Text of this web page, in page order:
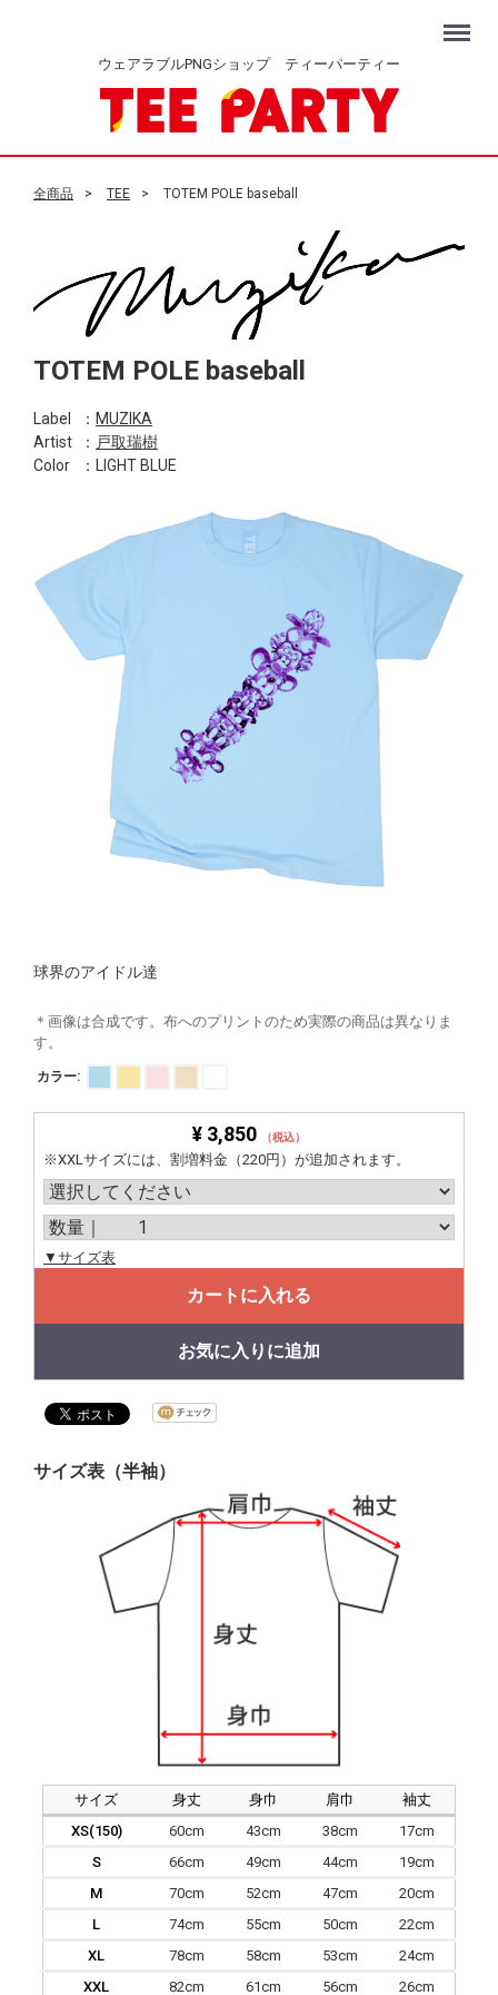
ウェアラブルPNGショップ ティーパーティー
Menu
全商品 TEE TOTEM POLE baseball
TOTEM POLE baseball
Label ： MUZIKA
Artist
： 戸取瑞樹
Color
：LIGHT BLUE
球界のアイドル達
＊画像は合成です。布へのプリントのため実際の商品は異なりま
す。
カラー:
¥ 3,850 （税込）
※XXLサイズには、割増料金（220円）が追加されます。
▼サイズ表
カートに入れる
お気に入りに追加
サイズ表（半袖）
サイズ 身丈 身巾 肩巾
袖丈
XS(150)
60cm 43cm 38cm
17cm
S
66cm 49cm 44cm
19cm
M
70cm 52cm 47cm
20cm
L
74cm 55cm 50cm
22cm
XL
78cm 58cm 53cm
24cm
XXL
82cm 61cm 56cm 26cm